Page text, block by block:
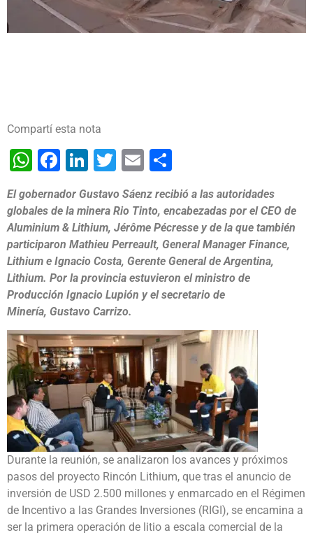
Compartí esta nota
WhatsApp
Facebook
LinkedIn
Twitter
Email
El gobernador Gustavo Sáenz recibió a las autoridades
globales de la minera Rio Tinto, encabezadas por el CEO de
Aluminium & Lithium, Jérôme Pécresse y de la que también
participaron ⁠Mathieu Perreault, General Manager Finance,
Lithium e Ignacio Costa, Gerente General de Argentina,
Lithium. Por la provincia estuvieron el ministro de
Producción Ignacio Lupión y el secretario de
Minería, Gustavo Carrizo.
Durante la reunión, se analizaron los avances y próximos
pasos del proyecto Rincón Lithium, que tras el anuncio de
inversión de USD 2.500 millones y enmarcado en el Régimen
de Incentivo a las Grandes Inversiones (RIGI), se encamina a
ser la primera operación de litio a escala comercial de la